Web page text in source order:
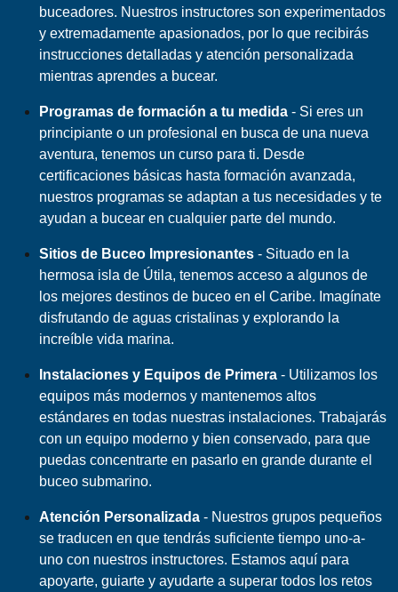
buceadores. Nuestros instructores son experimentados
y extremadamente apasionados, por lo que recibirás
instrucciones detalladas y atención personalizada
mientras aprendes a bucear.
Programas de formación a tu medida - Si eres un
principiante o un profesional en busca de una nueva
aventura, tenemos un curso para ti. Desde
certificaciones básicas hasta formación avanzada,
nuestros programas se adaptan a tus necesidades y te
ayudan a bucear en cualquier parte del mundo.
Sitios de Buceo Impresionantes - Situado en la
hermosa isla de Útila, tenemos acceso a algunos de
los mejores destinos de buceo en el Caribe. Imagínate
disfrutando de aguas cristalinas y explorando la
increíble vida marina.
Instalaciones y Equipos de Primera - Utilizamos los
equipos más modernos y mantenemos altos
estándares en todas nuestras instalaciones. Trabajarás
con un equipo moderno y bien conservado, para que
puedas concentrarte en pasarlo en grande durante el
buceo submarino.
Atención Personalizada - Nuestros grupos pequeños
se traducen en que tendrás suficiente tiempo uno-a-
uno con nuestros instructores. Estamos aquí para
apoyarte, guiarte y ayudarte a superar todos los retos